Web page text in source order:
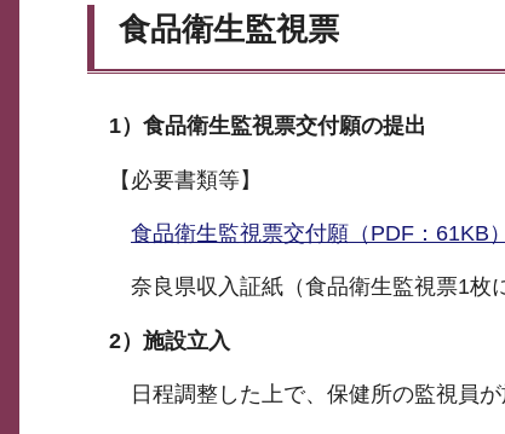
食品衛生監視票
1） 食品衛生監視票交付願の提出
【必要書類等】
食品衛生監視票交付願（PDF：61KB）
奈良県収入証紙（食品衛生監視票1枚
2） 施設立入
日程調整した上で、保健所の監視員